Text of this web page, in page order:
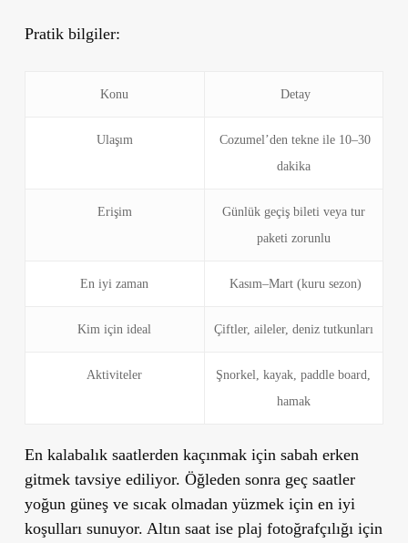
Pratik bilgiler:
Konu Detay
Ulaşım
Cozumel’den tekne ile 10–30
dakika
Erişim
Günlük geçiş bileti veya tur
paketi zorunlu
En iyi zaman Kasım–Mart (kuru sezon)
Kim için ideal Çiftler, aileler, deniz tutkunları
Aktiviteler
Şnorkel, kayak, paddle board,
hamak
En kalabalık saatlerden kaçınmak için sabah erken
gitmek tavsiye ediliyor. Öğleden sonra geç saatler
yoğun güneş ve sıcak olmadan yüzmek için en iyi
koşulları sunuyor. Altın saat ise plaj fotoğrafçılığı için